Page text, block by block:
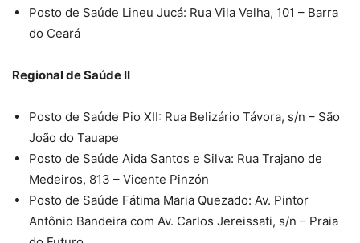
Posto de Saúde Lineu Jucá: Rua Vila Velha, 101 – Barra
do Ceará
Regional de Saúde II
Posto de Saúde Pio XII: Rua Belizário Távora, s/n – São
João do Tauape
Posto de Saúde Aida Santos e Silva: Rua Trajano de
Medeiros, 813 – Vicente Pinzón
Posto de Saúde Fátima Maria Quezado: Av. Pintor
Antônio Bandeira com Av. Carlos Jereissati, s/n – Praia